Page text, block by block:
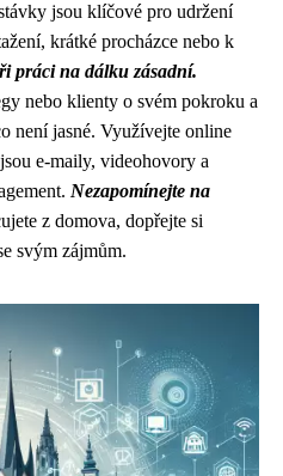
jsou klíčové pro udržení
krátké procházce nebo k
práci na dálku zásadní.
nebo klienty o svém pokroku a
není jasné. Využívejte online
e-maily, videohovory a
Nezapomínejte na
z domova, dopřejte si
svým zájmům.